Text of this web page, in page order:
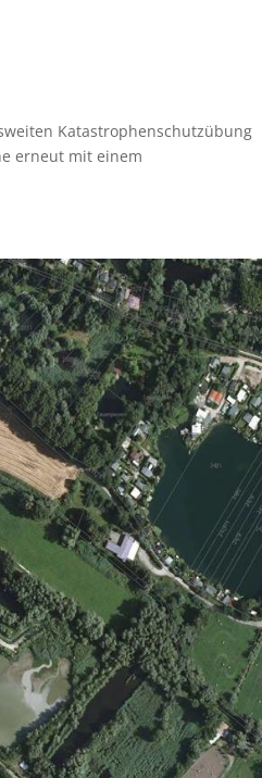
Katastrophenschutzübung
erneut mit einem